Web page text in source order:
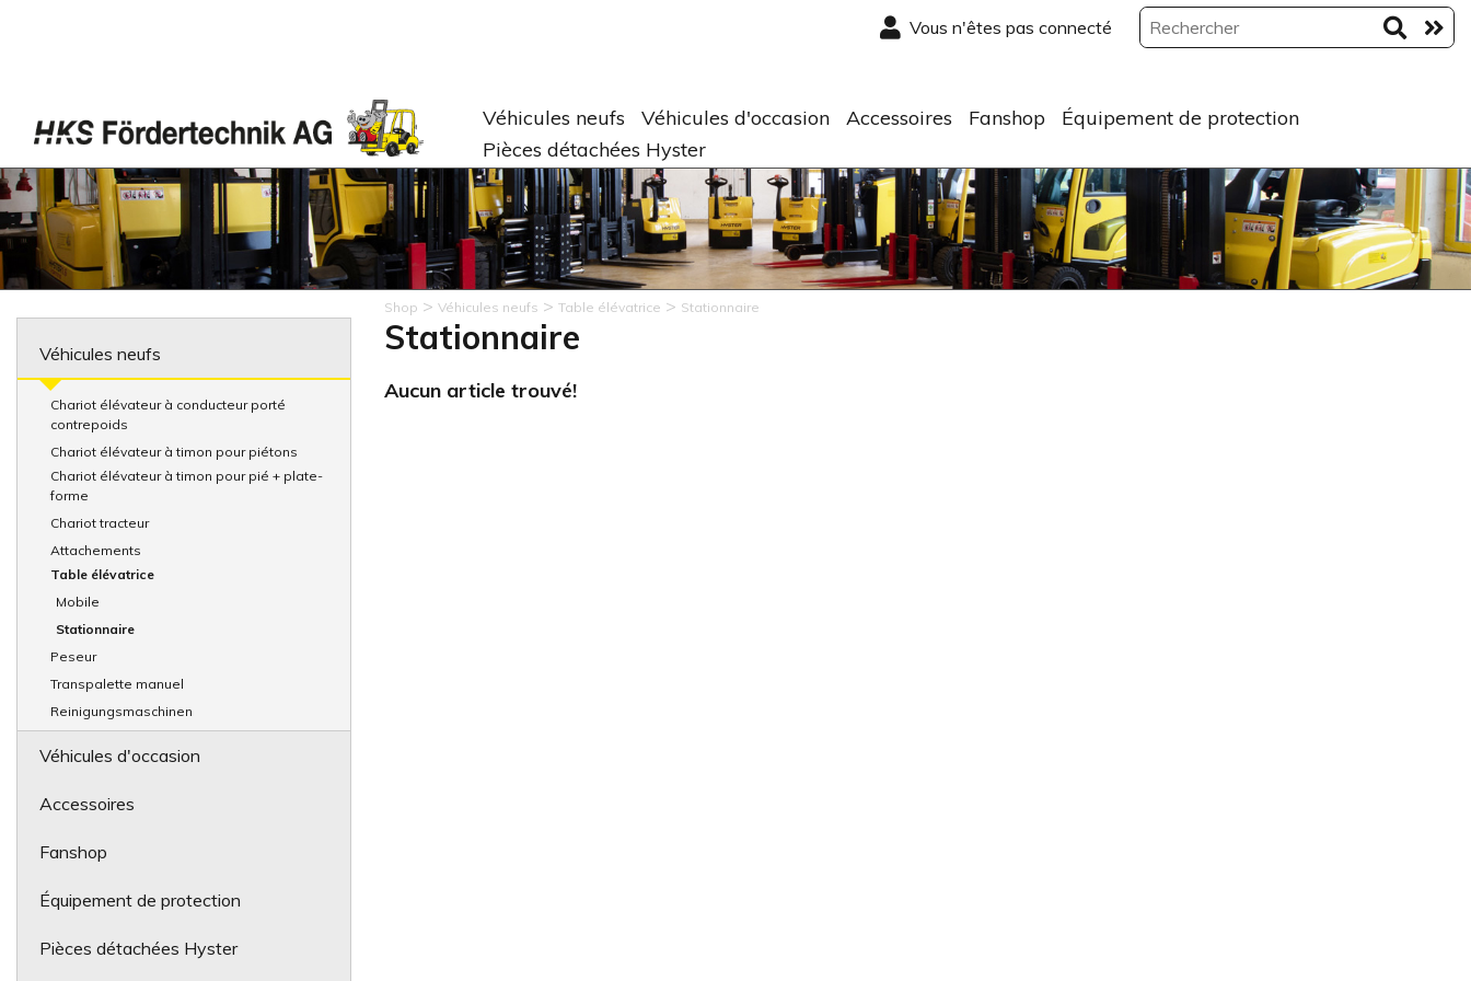
Vous n'êtes pas connecté
Véhicules neufs Véhicules d'occasion Accessoires Fanshop
Équipement de protection
Pièces détachées Hyster
Véhicules neufs
Chariot élévateur à conducteur porté
contrepoids
Chariot élévateur à timon pour piétons
Chariot élévateur à timon pour pié + plate-
forme
Chariot tracteur
Attachements
Table élévatrice
Mobile
Stationnaire
Peseur
Transpalette manuel
Reinigungsmaschinen
Véhicules d'occasion
Accessoires
Fanshop
Équipement de protection
Pièces détachées Hyster
Shop > Véhicules neufs > Table élévatrice > Stationnaire
Stationnaire
Aucun article trouvé!